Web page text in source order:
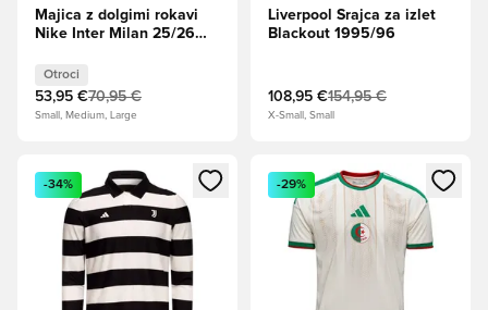
Majica z dolgimi rokavi
Nike Inter Milan 25/26
Črna
Otroci
53,95 €70,95 €
Small, Medium, Large
Liverpool Srajca za izlet
Blackout 1995/96
108,95 €154,95 €
X-Small, Small
Odpre Modal za prijavo ali vpis kot član
-34%
Odpre Modal za prijavo ali
-29%